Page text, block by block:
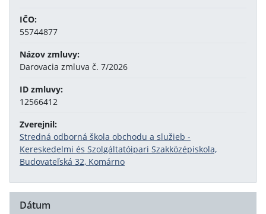
IČO:
55744877
Názov zmluvy:
Darovacia zmluva č. 7/2026
ID zmluvy:
12566412
Zverejnil:
Stredná odborná škola obchodu a služieb -
Kereskedelmi és Szolgáltatóipari Szakközépiskola,
Budovateľská 32, Komárno
Dátum